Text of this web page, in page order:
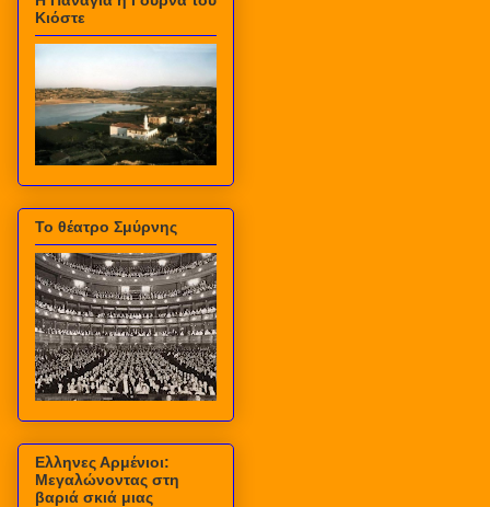
Κιόστε
Το θέατρο Σμύρνης
Ελληνες Αρμένιοι:
Μεγαλώνοντας στη
βαριά σκιά μιας